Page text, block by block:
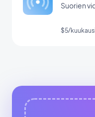
Suorien
$5/kuukausi